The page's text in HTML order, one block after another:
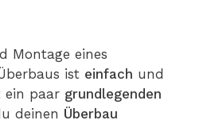
Montage eines
ist einfach und
ein paar grundlegenden
deinen Überbau